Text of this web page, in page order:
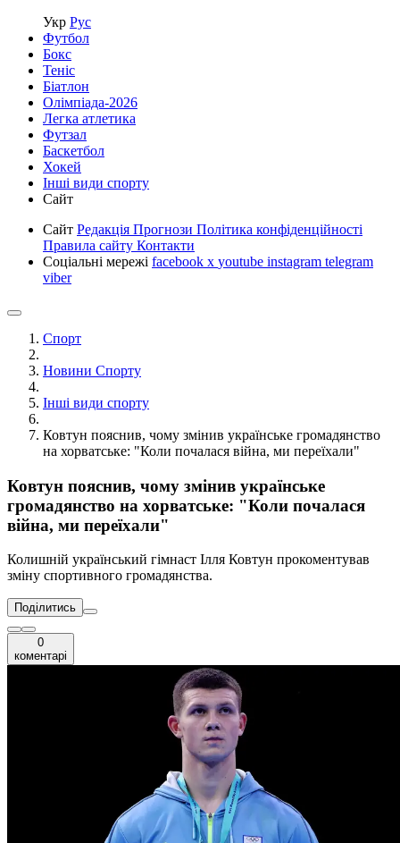
Укр Рус
Футбол
Бокс
Теніс
Біатлон
Олімпіада-2026
Легка атлетика
Футзал
Баскетбол
Хокей
Інші види спорту
Сайт
Сайт Редакція Прогнози Політика конфіденційності
Правила сайту Контакти
Соціальні мережі facebook x youtube instagram telegram
viber
Спорт
Новини Спорту
Інші види спорту
Ковтун пояснив, чому змінив українське громадянство
на хорватське: "Коли почалася війна, ми переїхали"
Ковтун пояснив, чому змінив українське
громадянство на хорватське: "Коли почалася
війна, ми переїхали"
Колишній український гімнаст Ілля Ковтун прокоментував
зміну спортивного громадянства.
Поділитись
0
коментарі